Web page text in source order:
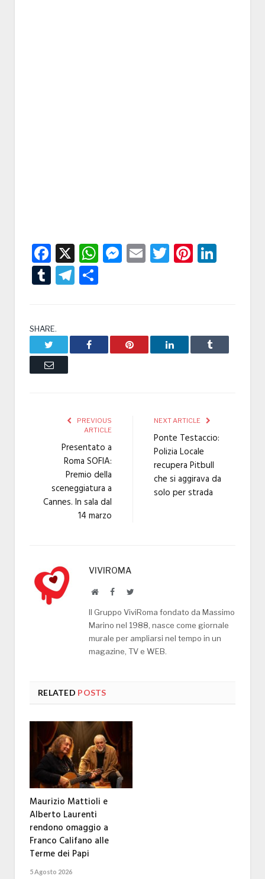
Facebook
X WhatsApp
Messenger
EmailTwitter
TumblrTelegram
SHARE.
Facebook Pinterest LinkedIn Tumblr
Email
PREVIOUS
ARTICLE
Presentato a
Roma SOFIA:
Premio della
sceneggiatura a
Cannes. In sala dal
14 marzo
NEXT ARTICLE
Ponte Testaccio:
Polizia Locale
recupera Pitbull
che si aggirava da
solo per strada
VIVIROMA
WebsiteFacebookTwitter
Il Gruppo ViviRoma fondato da Massimo
Marino nel 1988, nasce come giornale
murale per ampliarsi nel tempo in un
magazine, TV e WEB.
RELATED POSTS
Maurizio Mattioli e
Alberto Laurenti
rendono omaggio a
Franco Califano alle
Terme dei Papi
5 Agosto 2026